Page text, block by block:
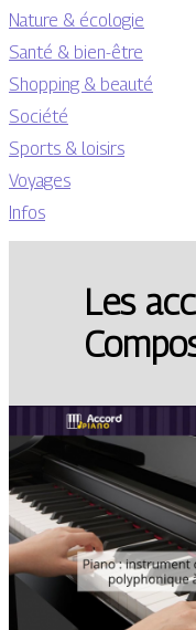
Nature & écologie
Santé & bien-être
Shopping & beauté
Société
Sports & loisirs
Voyages
Infos
Les